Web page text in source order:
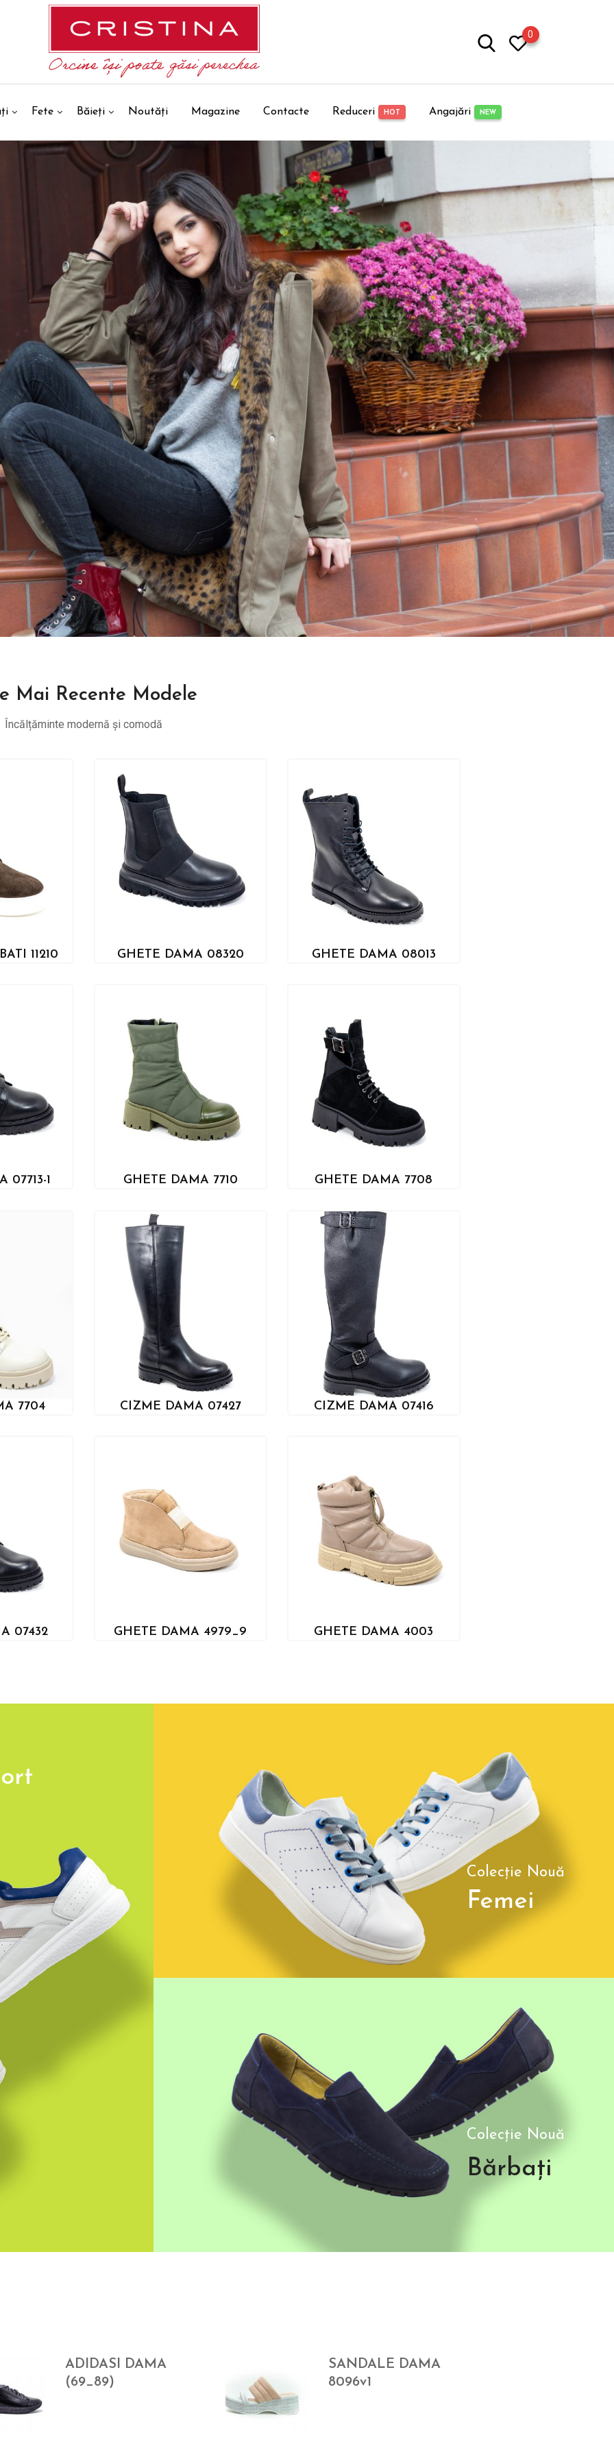
0
Fete Băieți Noutăți Magazine Contacte Reduceri HOT Angajări NEW
găsiți în magazinele specializate Cristina
fiecare sezon
Mai Recente Modele
Încălțăminte modernă și comodă
11210 GHETE DAMA 08320 GHETE DAMA 08013
07713-1 GHETE DAMA 7710 GHETE DAMA 7708
7704 CIZME DAMA 07427 CIZME DAMA 07416
07432 GHETE DAMA 4979_9 GHETE DAMA 4003
Colecție Nouă
Femei
Colecție Nouă
Bărbați
ADIDASI DAMA
(69_89)
SANDALE DAMA
8096v1